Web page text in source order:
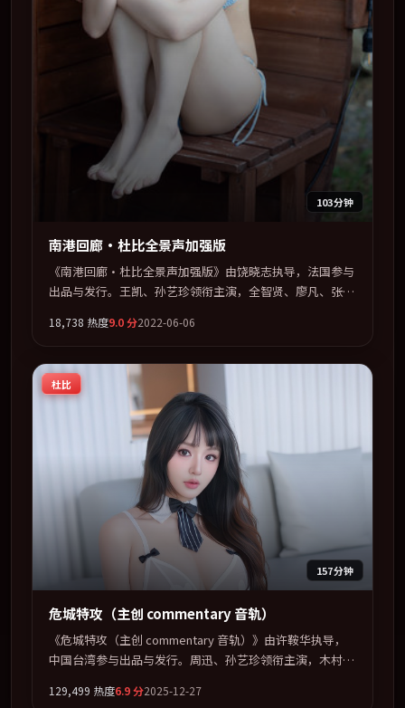
103分钟
南港回廊·杜比全景声加强版
《南港回廊·杜比全景声加强版》由饶晓志执导，法国参与
出品与发行。王凯、孙艺珍领衔主演，全智贤、廖凡、张家
温度。全片以「喜剧」类型为骨架，在叙事、表演与视听上
相，2022 年度话题片中口碑稳健，适合喜欢强情节与人物
弧光的观众完整观看。
18,738 热度9.0分2022-06-06
杜比
157分钟
危城特攻（主创 commentary 音轨）
《危城特攻（主创 commentary 音轨）》由许鞍华执导，
中国台湾参与出品与发行。周迅、孙艺珍领衔主演，木村拓
失叙事上的共情力。全片以「传记」类型为骨架，在叙事、
129,499 热度6.9分2025-12-27